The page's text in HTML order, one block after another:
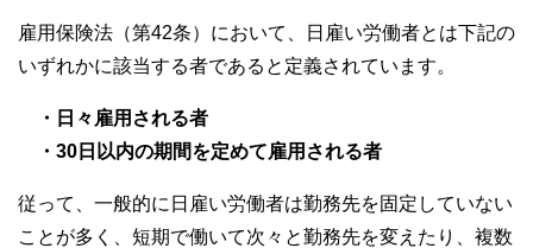
雇用保険法（第42条）において、日雇い労働者とは下記の
いずれかに該当する者であると定義されています。
・日々雇用される者
・30日以内の期間を定めて雇用される者
従って、一般的に日雇い労働者は勤務先を固定していない
ことが多く、短期で働いて次々と勤務先を変えたり、複数